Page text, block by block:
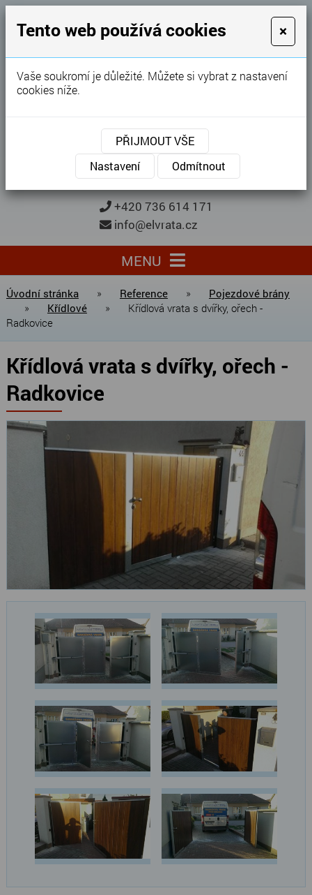
GARÁŽOVÁ VRATA
Karel Procházka
Garážová vrata, brány, ploty ...
Kontaktujte nás
KONTAKTUJTE NÁS
+420 736 614 171
info@elvrata.cz
MENU
Úvodní stránka » Reference »
Pojezdové brány
»
Křídlové »
Křídlová vrata s dvířky, ořech -
Radkovice
Křídlová vrata s dvířky, ořech -
Radkovice
Tento web používá cookies ×
Vaše soukromí je důležité. Můžete si vybrat z nastavení
cookies níže.
PŘIJMOUT VŠE
Nastavení
Odmítnout